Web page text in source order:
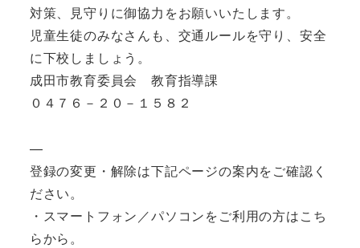
対策、見守りに御協力をお願いいたします。
児童生徒のみなさんも、交通ルールを守り、安全
に下校しましょう。
成田市教育委員会 教育指導課
０４７６－２０－１５８２
—
登録の変更・解除は下記ページの案内をご確認く
ださい。
・スマートフォン／パソコンをご利用の方はこち
らから。